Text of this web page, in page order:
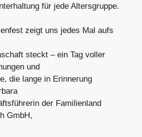
für jede Altersgruppe.
zeigt uns jedes Mal aufs
steckt – ein Tag voller
und
die lange in Erinnerung
der Familienland
GmbH,